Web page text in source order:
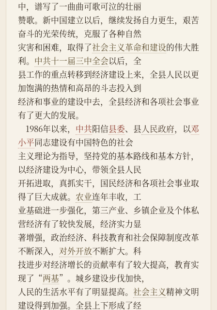
中，谱写了一曲曲可歌可泣的壮丽
赞歌。新中国建立以后，继续发扬自力更生，艰苦
奋斗的光荣传统，克服了各种自然
灾害和困难，取得了社会主义革命和建设的伟大胜
利。 中共十一届三中全会以后，全
县工作的重点转移到经济建设上来，全县人民以更
加饱满的热情和高昂的斗志投入到
经济和事业的建设中去，全县经济和各项社会事业
有了更大的发展。
    1986年以来，
中共阳信县委、县人民政府，以邓
小平同志建设有中国特色的社会
主义理论为指导，坚持党的基本路线和基本方针，
以经济建设为中心，带领全县人民
开拓进取，真抓实干，国民经济和各项社会事业取
得了巨大成就。 农业连年丰收，工
业基础进一步强化，第三产业、乡镇企业及个体私
营经济有了较快发展，经济实力显
著增强，政治经济、科技教育和社会保障制度改革
不断深入， 对外开放不断扩大。科
技进步对经济增长的贡献率有了较大提高，教育实
现了“两基”。城乡建设步伐加快，
人民的生活水平有了明显提高。 社会主义精神文明
建设得到加强。全县上下形成了经